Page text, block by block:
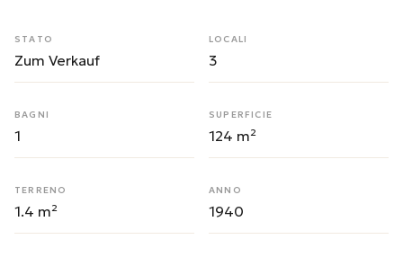
STATO
Zum Verkauf
LOCALI
3
BAGNI
1
SUPERFICIE
124 m²
TERRENO
1.4 m²
ANNO
1940